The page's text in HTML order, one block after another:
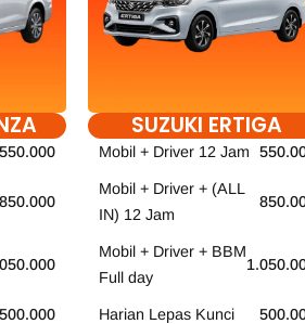
550.000
850.000
500.000
SUZUKI ERTIGA
Mobil + Driver 12 Jam
Mobil + Driver + (ALL
IN) 12 Jam
Mobil + Driver + BBM
Full day
Harian Lepas Kunci